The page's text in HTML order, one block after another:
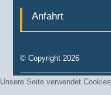
Anfahrt
© Copyright 2026
Unsere Seite verwendet Cookies